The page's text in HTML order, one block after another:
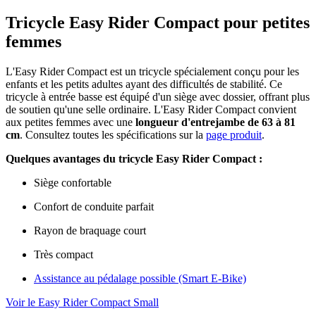
Tricycle Easy Rider Compact pour petites
femmes
L'Easy Rider Compact est un tricycle spécialement conçu pour les
enfants et les petits adultes ayant des difficultés de stabilité. Ce
tricycle à entrée basse est équipé d'un siège avec dossier, offrant plus
de soutien qu'une selle ordinaire. L'Easy Rider Compact convient
aux petites femmes avec une longueur d'entrejambe de 63 à 81
cm. Consultez toutes les spécifications sur la page produit.
Quelques avantages du tricycle Easy Rider Compact :
Siège confortable
Confort de conduite parfait
Rayon de braquage court
Très compact
Assistance au pédalage possible (Smart E-Bike)
Voir le Easy Rider Compact Small